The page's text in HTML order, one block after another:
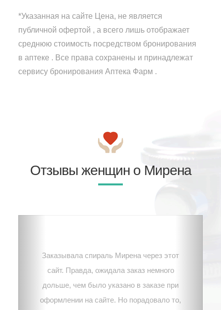
*Указанная на сайте Цена, не является
публичной офертой , а всего лишь отображает
среднюю стоимость посредством бронирования
в аптеке . Все права сохранены и принадлежат
сервису бронирования Аптека Фарм .
Отзывы женщин о Мирена
Заказывала спираль Мирена через этот
сайт. Правда, ожидала заказ немного
дольше, чем было указано в заказе при
оформлении на сайте. Но порадовало то,